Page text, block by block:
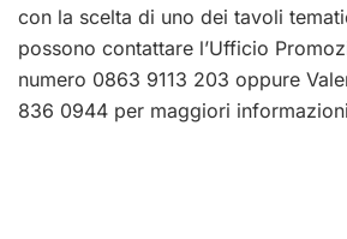
con la scelta di uno dei tavoli
possono contattare l’Ufficio
numero 0863 9113 203 oppure
836 0944 per maggiori